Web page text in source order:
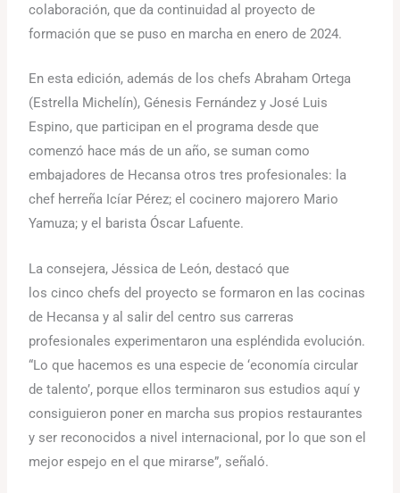
colaboración, que da continuidad al proyecto de
formación que se puso en marcha en enero de 2024.
En esta edición, además de los chefs Abraham Ortega
(Estrella Michelín), Génesis Fernández y José Luis
Espino, que participan en el programa desde que
comenzó hace más de un año, se suman como
embajadores de Hecansa otros tres profesionales: la
chef herreña Icíar Pérez; el cocinero majorero Mario
Yamuza; y el barista Óscar Lafuente.
La consejera, Jéssica de León, destacó que
los cinco chefs del proyecto se formaron en las cocinas
de Hecansa y al salir del centro sus carreras
profesionales experimentaron una espléndida evolución.
“Lo que hacemos es una especie de ‘economía circular
de talento’, porque ellos terminaron sus estudios aquí y
consiguieron poner en marcha sus propios restaurantes
y ser reconocidos a nivel internacional, por lo que son el
mejor espejo en el que mirarse”, señaló.